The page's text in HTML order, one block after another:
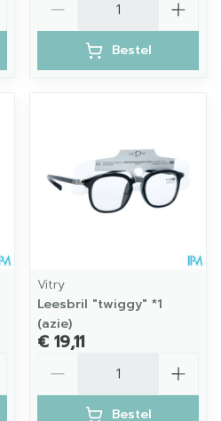
Bestel
Vitry
Leesbril "twiggy" *1
(azie)
€ 19,11
Bestel